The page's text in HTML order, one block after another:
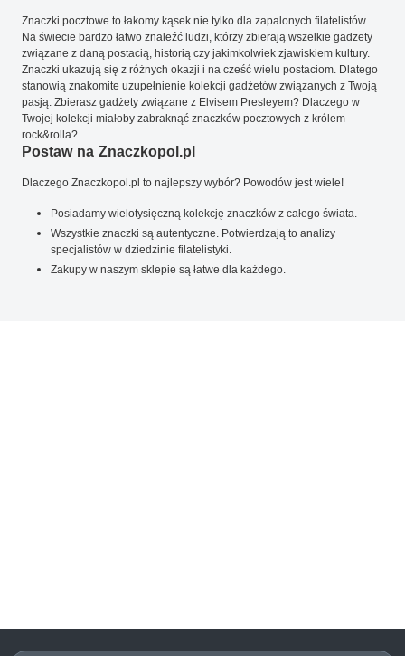
Znaczki pocztowe to łakomy kąsek nie tylko dla zapalonych filatelistów.
Na świecie bardzo łatwo znaleźć ludzi, którzy zbierają wszelkie gadżety
związane z daną postacią, historią czy jakimkolwiek zjawiskiem kultury.
Znaczki ukazują się z różnych okazji i na cześć wielu postaciom. Dlatego
stanowią znakomite uzupełnienie kolekcji gadżetów związanych z Twoją
pasją. Zbierasz gadżety związane z Elvisem Presleyem? Dlaczego w
Twojej kolekcji miałoby zabraknąć znaczków pocztowych z królem
rock&rolla?
Postaw na Znaczkopol.pl
Dlaczego Znaczkopol.pl to najlepszy wybór? Powodów jest wiele!
Posiadamy wielotysięczną kolekcję znaczków z całego świata.
Wszystkie znaczki są autentyczne. Potwierdzają to analizy
specjalistów w dziedzinie filatelistyki.
Zakupy w naszym sklepie są łatwe dla każdego.